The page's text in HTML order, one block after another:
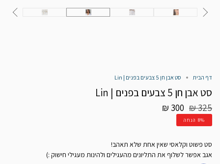
דף הבית סט אבן חן 5 צבעים בפנים | Lin
סט אבן חן 5 צבעים בפנים | Lin
300 ₪מחיר
רגיל
325 ₪
8% הנחה
סט פשוט וקלאסי שאין אחת שלא תאהב!
אגב אפשר לשלוף את התליונים מהעגילים ולהינות מעגילי חישוק :)